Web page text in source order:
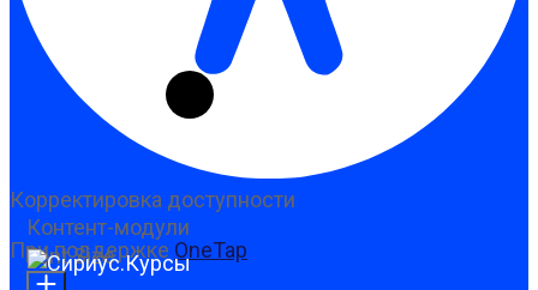
Корректировка доступности
При поддержке OneTap
Контент-модули
Font Size